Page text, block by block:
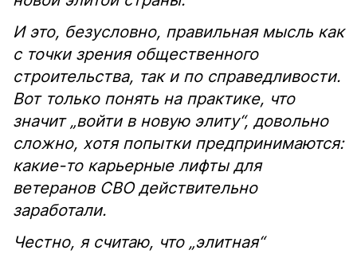
И это, безусловно, правильная мысль как
с точки зрения общественного
строительства, так и по справедливости.
Вот только понять на практике, что
значит „войти в новую элиту“, довольно
сложно, хотя попытки предпринимаются:
какие-то карьерные лифты для
ветеранов СВО действительно
заработали.
Честно, я считаю, что „элитная“